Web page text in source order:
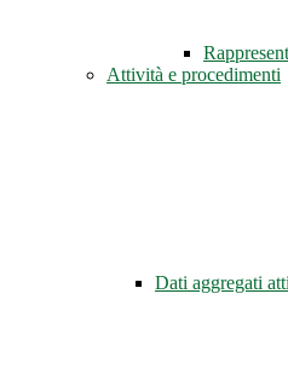
Attività e procedimenti
Dati aggregati